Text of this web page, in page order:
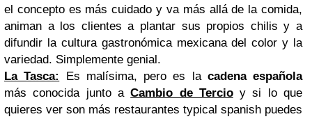
el concepto es más cuidado y va más allá de la comida,
animan a los clientes a plantar sus propios chilis y a
difundir la cultura gastronómica mexicana del color y la
variedad. Simplemente genial.
La Tasca:
Es malísima, pero es la cadena española
más conocida junto aCambio de Tercioy si lo que
quieres ver son más restaurantes typical spanish puedes